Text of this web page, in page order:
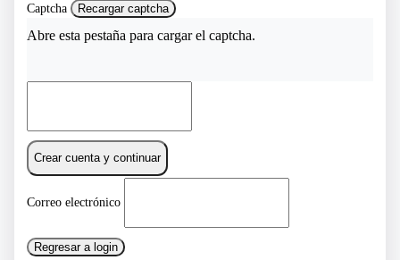
Captcha Recargar captcha
Abre esta pestaña para cargar el captcha.
Crear cuenta y continuar
Correo electrónico
Regresar a login